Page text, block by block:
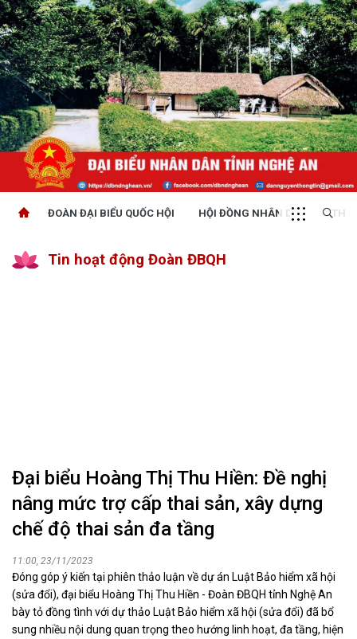
ĐOÀN ĐẠI BIỂU QUỐC HỘI HỘI ĐỒNG NHÂN DÂN
Tin hoạt động Đoàn ĐBQH
Đại biểu Hoàng Thị Thu Hiền: Đề nghị
nâng mức trợ cấp thai sản, xây dựng
chế độ thai sản đa tầng
11:00, 23/11/2023
Đóng góp ý kiến tại phiên thảo luận về dự án Luật Bảo hiểm xã hội
(sửa đổi), đại biểu Hoàng Thị Thu Hiền - Đoàn ĐBQH tỉnh Nghệ An
bày tỏ đồng tình với dự thảo Luật Bảo hiểm xã hội (sửa đổi) đã bổ
sung nhiều nội dung quan trọng theo hướng linh hoạt, đa tầng, hiện